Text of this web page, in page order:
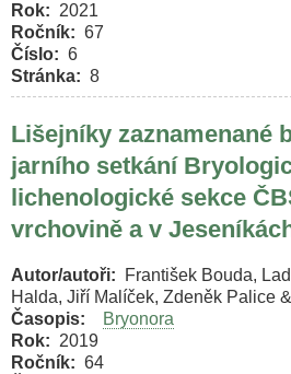
Rok
2021
Ročník
67
Číslo
6
Stránka
8
Lišejníky zaznamenané
jarního setkání
lichenologické sekce
vrchovině a v
Autor/autoři
František Bouda,
Halda, Jiří Malíček, Zdeněk Palice
Časopis
Bryonora
Rok
2019
Ročník
64